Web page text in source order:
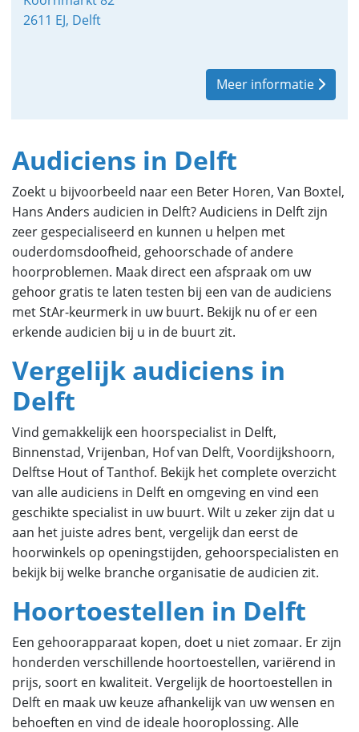
2611 EJ, Delft
Meer informatie
Audiciens in Delft
Zoekt u bijvoorbeeld naar een Beter Horen, Van Boxtel,
Hans Anders audicien in Delft? Audiciens in Delft zijn
zeer gespecialiseerd en kunnen u helpen met
ouderdomsdoofheid, gehoorschade of andere
hoorproblemen. Maak direct een afspraak om uw
gehoor gratis te laten testen bij een van de audiciens
met StAr-keurmerk in uw buurt. Bekijk nu of er een
erkende audicien bij u in de buurt zit.
Vergelijk audiciens in
Delft
Vind gemakkelijk een hoorspecialist in Delft,
Binnenstad, Vrijenban, Hof van Delft, Voordijkshoorn,
Delftse Hout of Tanthof. Bekijk het complete overzicht
van alle audiciens in Delft en omgeving en vind een
geschikte specialist in uw buurt. Wilt u zeker zijn dat u
aan het juiste adres bent, vergelijk dan eerst de
hoorwinkels op openingstijden, gehoorspecialisten en
bekijk bij welke branche organisatie de audicien zit.
Hoortoestellen in Delft
Een gehoorapparaat kopen, doet u niet zomaar. Er zijn
honderden verschillende hoortoestellen, variërend in
prijs, soort en kwaliteit. Vergelijk de hoortoestellen in
Delft en maak uw keuze afhankelijk van uw wensen en
behoeften en vind de ideale hooroplossing. Alle